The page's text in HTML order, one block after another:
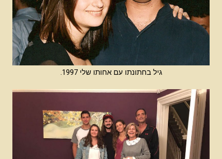
גיל בחתונתו עם אחותו שלי 1997.